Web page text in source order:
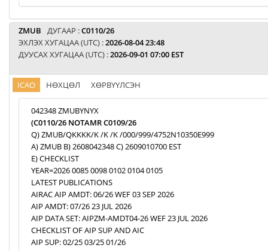
ZMUB ДУГААР :C0110/26
ЭХЛЭХ ХУГАЦАА (UTC) :2026-08-04 23:48
ДУУСАХ ХУГАЦАА (UTC) :2026-09-01 07:00 EST
ICAO НӨХЦӨЛ ХӨРВҮҮЛСЭН
042348 ZMUBYNYX
(C0110/26 NOTAMR C0109/26
Q) ZMUB/QKKKK/K /K /K /000/999/4752N10350E999
A) ZMUB B) 2608042348 C) 2609010700 EST
E) CHECKLIST
YEAR=2026 0085 0098 0102 0104 0105
LATEST PUBLICATIONS
AIRAC AIP AMDT: 06/26 WEF 03 SEP 2026
AIP AMDT: 07/26 23 JUL 2026
AIP DATA SET: AIPZM-AMDT04-26 WEF 23 JUL 2026
CHECKLIST OF AIP SUP AND AIC
AIP SUP: 02/25 03/25 01/26